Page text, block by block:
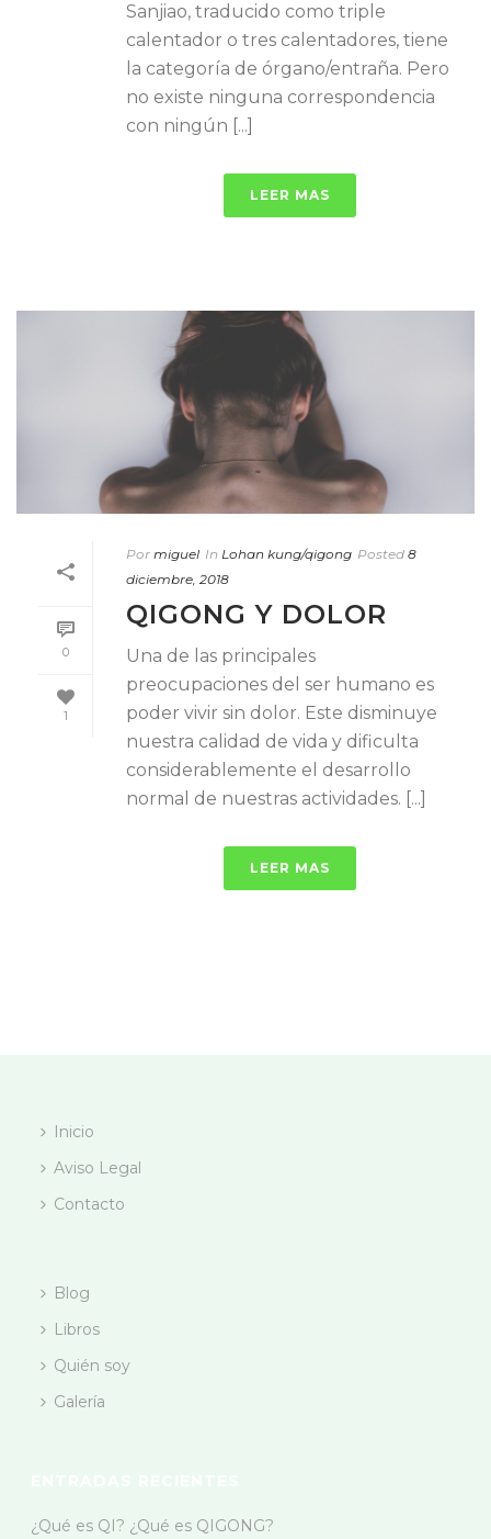
Sanjiao, traducido como triple
calentador o tres calentadores, tiene
la categoría de órgano/entraña. Pero
no existe ninguna correspondencia
con ningún [...]
LEER MAS
0
1
Por miguel In Lohan kung/qigong Posted 8
diciembre, 2018
QIGONG Y DOLOR
Una de las principales
preocupaciones del ser humano es
poder vivir sin dolor. Este disminuye
nuestra calidad de vida y dificulta
considerablemente el desarrollo
normal de nuestras actividades. [...]
LEER MAS
Inicio
Aviso Legal
Contacto
Blog
Libros
Quién soy
Galería
¿Qué es QI? ¿Qué es QIGONG?